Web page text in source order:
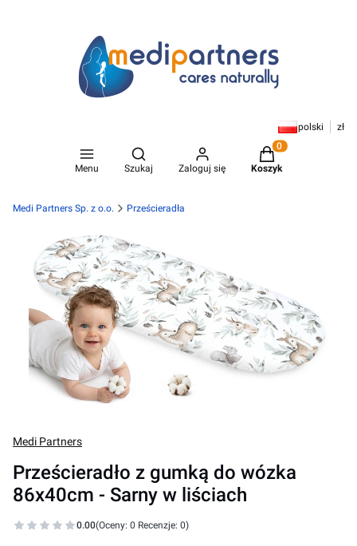
polski zł
Menu
Otwórz wyszukiwarkę
Szukaj Zaloguj się
Produkty w
Koszyk
Medi Partners Sp. z o.o. Prześcieradła
Medi Partners
Prześcieradło z gumką do wózka
86x40cm - Sarny w liściach
0.00(Oceny: 0 Recenzje: 0)